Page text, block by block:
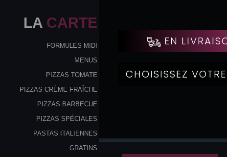
LA CARTE
FORMULES MIDI
MENUS
PIZZAS TOMATE
PIZZAS CRÈME FRAÎCHE
PIZZAS BARBECUE
PIZZAS SPÉCIALES
PASTAS ITALIENNES
GRATINS